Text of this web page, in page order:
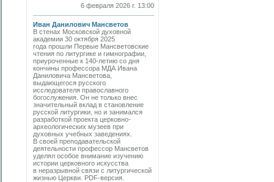
6 февраля 2026 г. 13:00
Иван Данилович Мансветов
В стенах Московской духовной
академии 30 октября 2025
года прошли Первые Мансветовские
чтения по литургике и гимнографии,
приуроченные к 140-летию со дня
кончины профессора МДА Ивана
Даниловича Мансветова,
выдающегося русского
исследователя православного
богослужения. Он не только внес
значительный вклад в становление
русской литургики, но и занимался
разработкой проекта церковно-
археологических музеев при
духовных учебных заведениях.
В своей преподавательской
деятельности профессор Мансветов
уделял особое внимание изучению
истории церковного искусства
в неразрывной связи с литургической
жизнью Церкви. PDF-версия.